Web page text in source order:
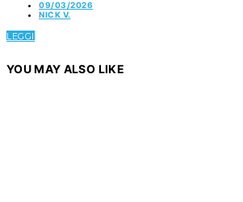
09/03/2026
NICK V.
LEGGI
YOU MAY ALSO LIKE